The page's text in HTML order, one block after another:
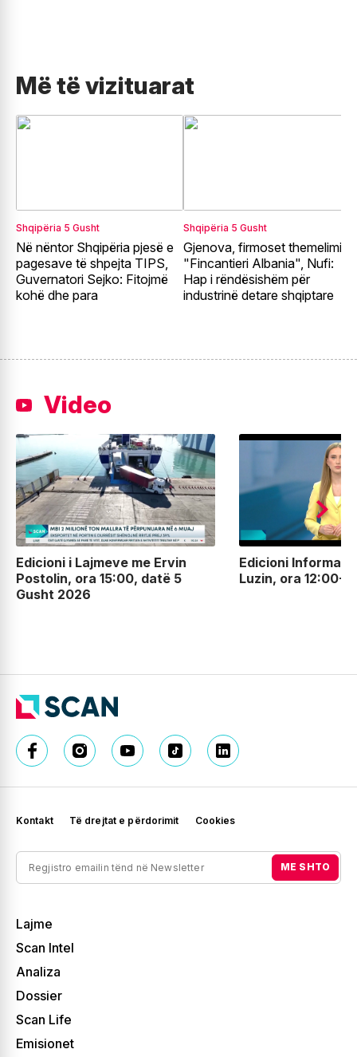
Më të vizituarat
Shqipëria 5 Gusht
Në nëntor Shqipëria pjesë e
pagesave të shpejta TIPS,
Guvernatori Sejko: Fitojmë
kohë dhe para
Shqipëria 5 Gusht
Gjenova, firmoset themelimi i
"Fincantieri Albania", Nufi:
Hap i rëndësishëm për
industrinë detare shqiptare
Video
Edicioni i Lajmeve me Ervin
Postolin, ora 15:00, datë 5
Gusht 2026
Edicioni
Luzin, ora 12:00-
Lajme
Scan Intel
Analiza
Dossier
Scan Life
Emisionet
Kontakt Të drejtat e përdorimit Cookies
ME SHTO